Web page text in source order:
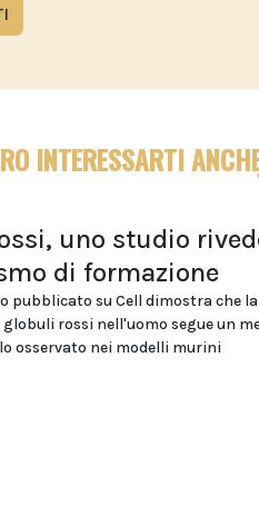
INTERESSARTI
uno studio
di formazione
pubblicato su Cell dimostra che la
rossi nell'uomo segue un
osservato nei modelli murini